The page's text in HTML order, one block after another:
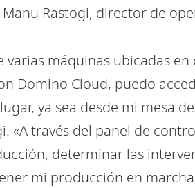
Rastogi, director de
varias máquinas ubicadas
Domino Cloud, puedo
ya sea desde mi mesa
«A través del panel de
determinar las
mi producción en